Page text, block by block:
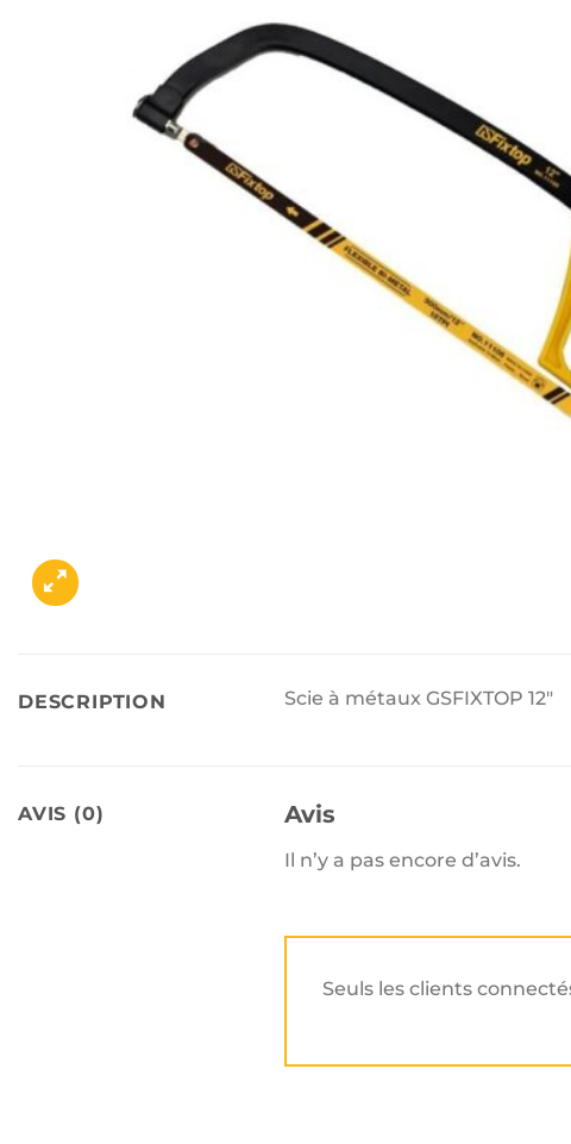
DESCRIPTION Scie à métaux GSFIXTOP 12″
AVIS (0) Avis
Il n’y a pas encore d’avis.
Seuls les clients